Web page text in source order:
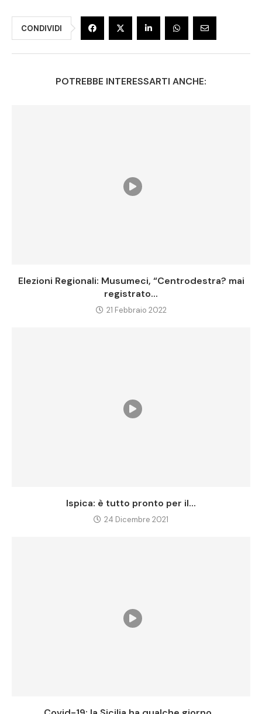
CONDIVIDI
POTREBBE INTERESSARTI ANCHE:
Elezioni Regionali: Musumeci, “Centrodestra? mai
registrato...
21 Febbraio 2022
Ispica: è tutto pronto per il...
24 Dicembre 2021